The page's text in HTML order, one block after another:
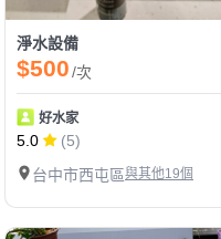
淨水設備
$500/次
好水家
5.0
(5)
台中市西屯區與其他19個